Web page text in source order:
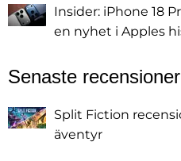
Insider: iPhone 18
en nyhet i Apples
Senaste recensioner
Split Fiction
äventyr